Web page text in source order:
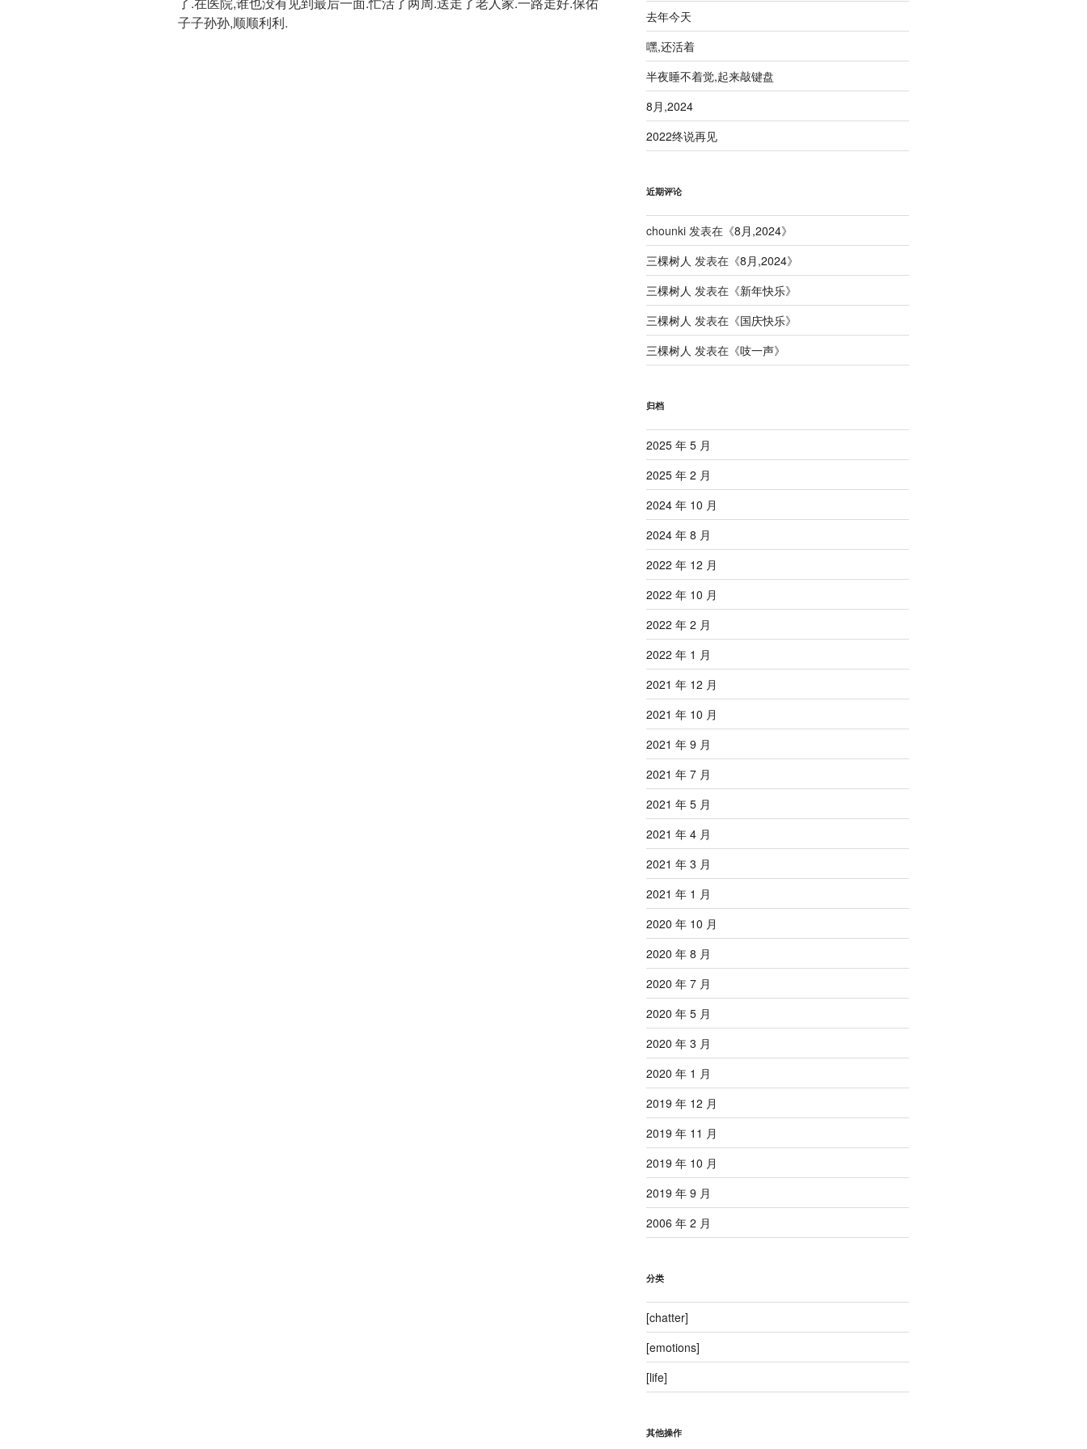
子子孙孙,顺顺利利.
去年今天
嘿,还活着
半夜睡不着觉,起来敲键盘
8月,2024
2022终说再见
近期评论
chounki发表在《8月,2024》
三棵树人 发表在《8月,2024》
三棵树人 发表在《新年快乐》
三棵树人 发表在《国庆快乐》
三棵树人 发表在《吱一声》
归档
2025 年 5 月
2025 年 2 月
2024 年 10 月
2024 年 8 月
2022 年 12 月
2022 年 10 月
2022 年 2 月
2022 年 1 月
2021 年 12 月
2021 年 10 月
2021 年 9 月
2021 年 7 月
2021 年 5 月
2021 年 4 月
2021 年 3 月
2021 年 1 月
2020 年 10 月
2020 年 8 月
2020 年 7 月
2020 年 5 月
2020 年 3 月
2020 年 1 月
2019 年 12 月
2019 年 11 月
2019 年 10 月
2019 年 9 月
2006 年 2 月
分类
[chatter]
[emotions]
[life]
其他操作